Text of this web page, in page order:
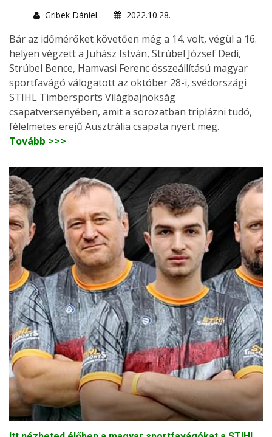
Gribek Dániel
2022.10.28.
Bár az időmérőket követően még a 14. volt, végül a 16.
helyen végzett a Juhász István, Strúbel József Dedi,
Strúbel Bence, Hamvasi Ferenc összeállítású magyar
sportfavágó válogatott az október 28-i, svédországi
STIHL Timbersports Világbajnokság
csapatversenyében, amit a sorozatban triplázni tudó,
félelmetes erejű Ausztrália csapata nyert meg.
Tovább >>>